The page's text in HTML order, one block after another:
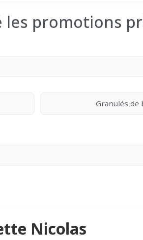
promotions
Granulés de
Nicolas